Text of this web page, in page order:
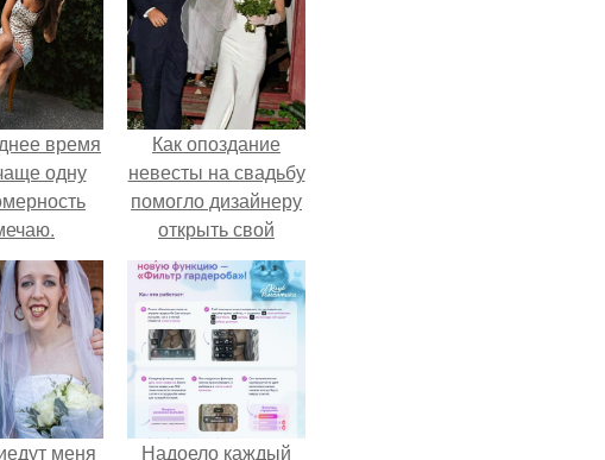
время
одну
Как опоздание
невесты на свадьбу
помогло дизайнеру
открыть свой
бренд.
меня Надоело каждый